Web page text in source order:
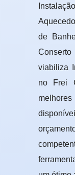
de
Conserto
viabiliza
no Frei